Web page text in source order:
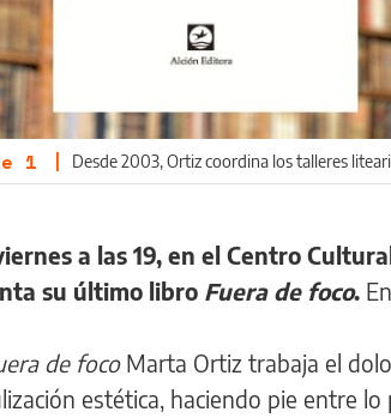
1 | Desde 2003, Ortiz coordina los talleres
a las 19, en el Centro
su último libro Fuera de foco.
de focoMarta Ortiz trabaja el
estética, haciendo pie entre